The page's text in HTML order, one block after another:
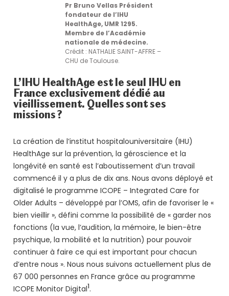
Pr Bruno Vellas Président
fondateur de l’IHU
HealthAge, UMR 1295.
Membre de l’Académie
nationale de médecine.
Crédit : NATHALIE SAINT-AFFRE –
CHU de Toulouse.
L’IHU HealthAge est le seul IHU en
France exclusivement dédié au
vieillissement. Quelles sont ses
missions ?
La création de l’institut hospitalouniversitaire (IHU)
HealthAge sur la prévention, la géroscience et la
longévité en santé est l’aboutissement d’un travail
commencé il y a plus de dix ans. Nous avons déployé et
digitalisé le programme ICOPE – Integrated Care for
Older Adults – développé par l’OMS, afin de favoriser le «
bien vieillir », défini comme la possibilité de « garder nos
fonctions (la vue, l’audition, la mémoire, le bien-être
psychique, la mobilité et la nutrition) pour pouvoir
continuer à faire ce qui est important pour chacun
d’entre nous ». Nous nous suivons actuellement plus de
67 000 personnes en France grâce au programme
ICOPE Monitor Digital1.